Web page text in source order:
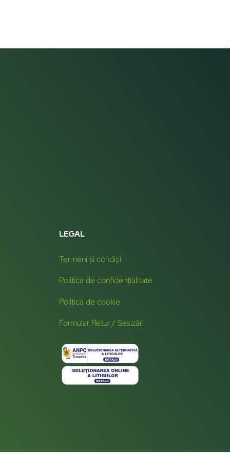
LEGAL
Termeni și condiții
Politica de confidențialitate
Politica de cookie
Formular Retur / Sesizări